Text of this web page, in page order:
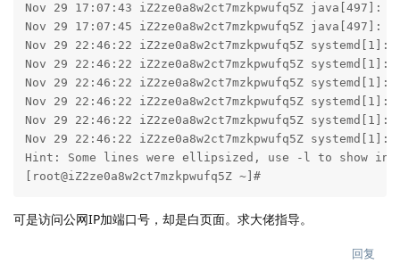
Nov 29 17:07:43 iZ2ze0a8w2ct7mzkpwufq5Z
Nov 29 17:07:45 iZ2ze0a8w2ct7mzkpwufq5Z
Nov 29 22:46:22 iZ2ze0a8w2ct7mzkpwufq5Z
Nov 29 22:46:22 iZ2ze0a8w2ct7mzkpwufq5Z
Nov 29 22:46:22 iZ2ze0a8w2ct7mzkpwufq5Z
Nov 29 22:46:22 iZ2ze0a8w2ct7mzkpwufq5Z
Nov 29 22:46:22 iZ2ze0a8w2ct7mzkpwufq5Z
Nov 29 22:46:22 iZ2ze0a8w2ct7mzkpwufq5Z
Hint: Some lines were ellipsized, use -l to show
[root@iZ2ze0a8w2ct7mzkpwufq5Z ~]#
可是访问公网IP加端口号，却是白页面。求大佬指导。
回复